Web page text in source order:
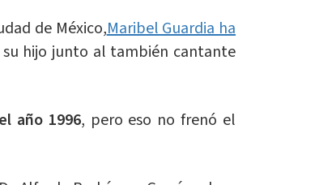
de México,Maribel Guardia ha
hijo junto al también cantante
año 1996, pero eso no frenó el